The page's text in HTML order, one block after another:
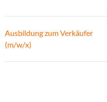
Ausbildung zum Verkäufer
(m/w/x)